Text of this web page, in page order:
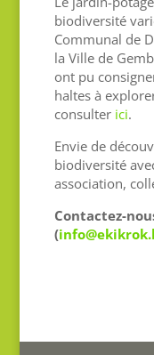
biodiversité
Communal de
la Ville de
ont pu
haltes à
consulter ici.
Envie de
biodiversité
association,
Contactez-
(